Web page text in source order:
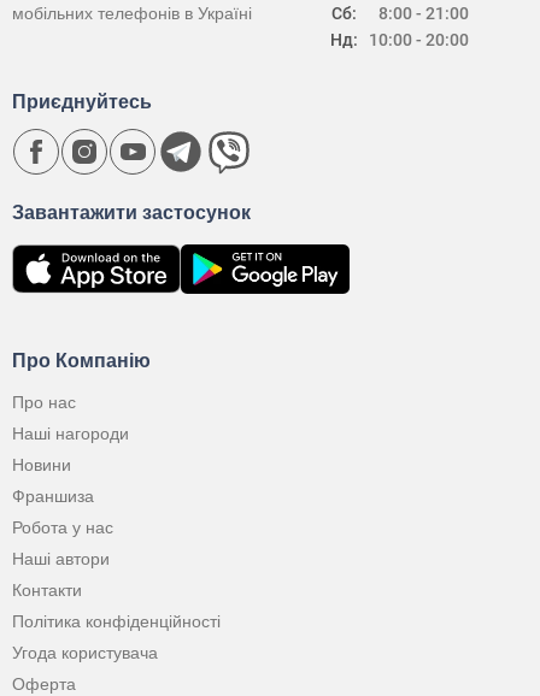
Сб:
Нд:
8:00 - 21:00
10:00 - 20:00
мобільних телефонів в Україні
Про Компанію
Про нас
Наші нагороди
Новини
Франшиза
Робота у нас
Наші автори
Контакти
Політика конфіденційності
Угода користувача
Оферта
Завантажити застосунок
Приєднуйтесь